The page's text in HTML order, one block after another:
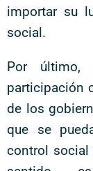
importar su
social.
Por último,
participación
de los
que se
control social